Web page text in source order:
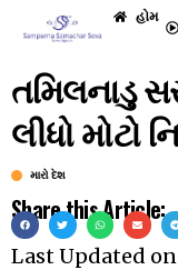
હોમ
તમિલનાડુ
લીધો મોટો
મારો દેશ
Share this Article:
Last Updated on